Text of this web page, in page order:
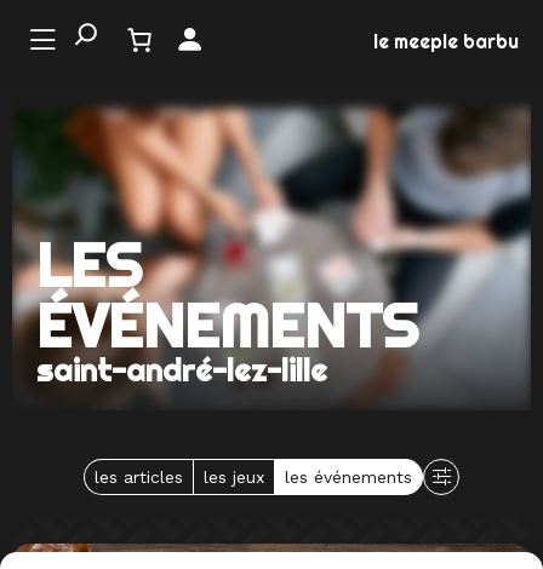
JEU
le meeple barbu
LES
ÉVÉNEMENTS
saint-andré-lez-lille
les articles les jeux les événements